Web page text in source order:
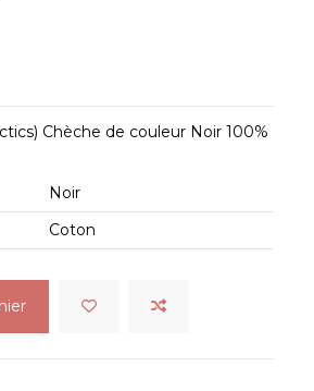
Chèche de couleur Noir 100%
Noir
Coton